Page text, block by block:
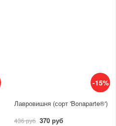
-15%
Лавровишня (сорт 'Bonaparte®')
436 руб 370 руб